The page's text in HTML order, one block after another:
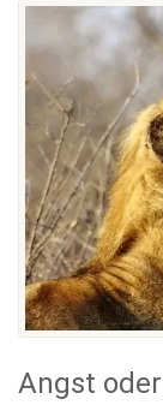
Angst